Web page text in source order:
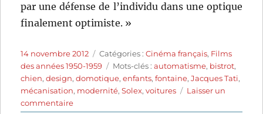
par une défense de l’individu dans une optique
finalement optimiste. »
Publié
le
14 novembre 2012 Catégories
Catégories :Cinéma français, Films
des années 1950-1959
Étiquettes
Mots-clés :automatisme, bistrot,
chien,design,domotique,enfants,fontaine,Jacques Tati,
mécanisation, modernité,Solex,voitures
Laisser un
commentairesur